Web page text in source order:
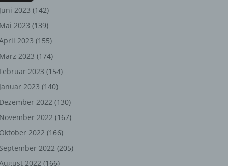
Juni 2023 (142)
Mai 2023 (139)
2023 (155)
März 2023 (174)
Februar 2023 (154)
Januar 2023 (140)
Dezember 2022 (130)
November 2022 (167)
Oktober 2022 (166)
September 2022 (205)
2022 (166)